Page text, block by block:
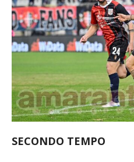
SECONDO TEMPO